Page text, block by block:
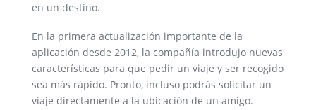
en un destino.
En la primera actualización importante de la
aplicación desde 2012, la compañía introdujo nuevas
características para que pedir un viaje y ser recogido
sea más rápido. Pronto, incluso podrás solicitar un
viaje directamente a la ubicación de un amigo.